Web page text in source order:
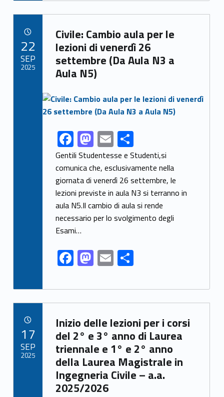
b
o
o
k
d
o
n
l di
vi
di
Link identifier archive #link-archive-41701
Civile: Cambio aula per le
lezioni di venerdì 26
settembre (Da Aula N3 a
Aula N5)
Link identifier archive #link-archive-thumb-soap-32790
Link identifier share facebook archive #share-link-archive-44306F
ac
e
b
o
o
k
M
as
to
d
o
n
E
m
ai
l
C
o
n
di
vi
di
Gentili Studentesse e Studenti,si
comunica che, esclusivamente nella
giornata di venerdì 26 settembre, le
lezioni previste in aula N3 si terranno in
aula N5.Il cambio di aula si rende
necessario per lo svolgimento degli
Esami…
F
ac
e
b
o
o
k
M
as
to
d
o
n
E
m
ai
l
C
n
di
vi
di
22
SEP
2025
Link identifier archive #link-archive-46508
Inizio delle lezioni per i corsi
del 2° e 3° anno di Laurea
triennale e 1° e 2° anno
della Laurea Magistrale in
Ingegneria Civile – a.a.
2025/2026
17
SEP
2025